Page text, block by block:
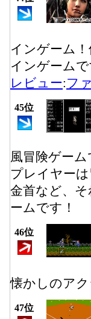
インゲーム
インゲーム
レビュー:フ
45位
風冒険ゲー
プレイヤー
金首など、
ームです！
46位
懐かしのア
47位